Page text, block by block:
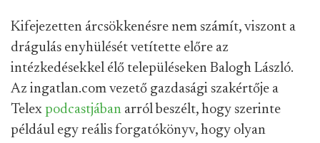
Kifejezetten árcsökkenésre nem számít, viszont a
drágulás enyhülését vetítette előre az
intézkedésekkel élő településeken Balogh László.
Az ingatlan.com vezető gazdasági szakértője a
Telex podcastjában arról beszélt, hogy szerinte
például egy reális forgatókönyv, hogy olyan